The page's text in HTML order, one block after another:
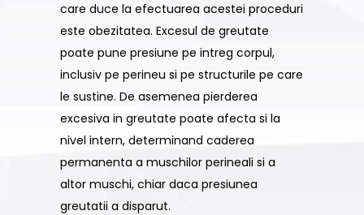
care duce la efectuarea acestei proceduri
este obezitatea. Excesul de greutate
poate pune presiune pe intreg corpul,
inclusiv pe perineu si pe structurile pe care
le sustine. De asemenea pierderea
excesiva in greutate poate afecta si la
nivel intern, determinand caderea
permanenta a muschilor perineali si a
altor muschi, chiar daca presiunea
greutatii a disparut.